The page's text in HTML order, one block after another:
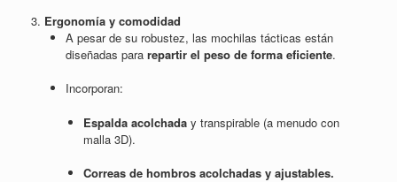
3. Ergonomía y comodidad
A pesar de su robustez, las mochilas tácticas están
diseñadas para repartir el peso de forma eficiente.
Incorporan:
Espalda acolchaday transpirable (a menudo con
malla 3D).
Correas de hombros acolchadas y ajustables.